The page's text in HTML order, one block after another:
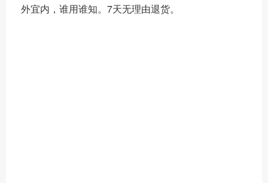
外宜内，谁用谁知。7天无理由退货。